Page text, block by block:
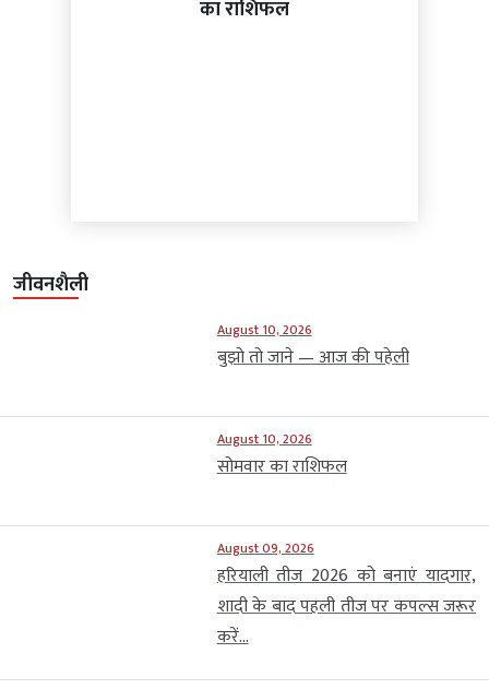
का राशिफल
जीवनशैली
August 10, 2026
बुझो तो जाने — आज की पहेली
August 10, 2026
सोमवार का राशिफल
August 09, 2026
हरियाली तीज 2026 को बनाएं यादगार,
शादी के बाद पहली तीज पर कपल्स जरूर
करें...